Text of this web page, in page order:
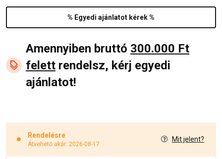
% Egyedi ajánlatot kérek %
Amennyiben bruttó 300.000 Ft
felett rendelsz, kérj egyedi
ajánlatot!
Rendelésre
Átvehető akár: 2026-08-17
Mit jelent?